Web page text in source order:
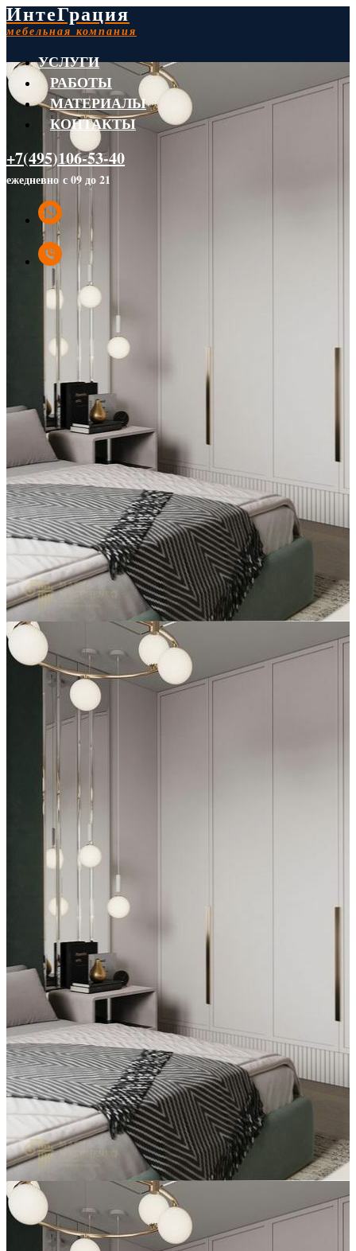
ИнтеГрация
мебельная компания
УСЛУГИ
РАБОТЫ
МАТЕРИАЛЫ
КОНТАКТЫ
+7(495)106-53-40
ежедневно с 09 до 21